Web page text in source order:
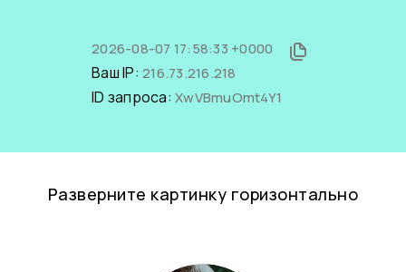
2026-08-07 17:58:33 +0000
Ваш IP: 216.73.216.218
ID запроса: XwVBmuOmt4Y1
Разверните картинку горизонтально